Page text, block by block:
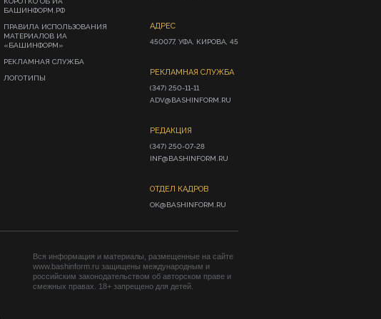
БАШИНФОРМ.РФ
ПРАВИЛА ИСПОЛЬЗОВАНИЯ
МАТЕРИАЛОВ ИА
«БАШИНФОРМ»
РЕКЛАМНАЯ СЛУЖБА
ЛОГОТИПЫ
АДРЕС
450077, УФА, КИРОВА, 45
РЕКЛАМНАЯ СЛУЖБА
(347) 250-11-11
ADV@BASHINFORM.RU
РЕДАКЦИЯ
(347) 250-07-28
INF@BASHINFORM.RU
ОТДЕЛ КАДРОВ
OK@BASHINFORM.RU
Вся информация и материалы, размещенные на сайте
www.bashinform.ru защищены международным и
российским законодательством об авторском праве и
смежных правах. 18+ запрещено для детей.